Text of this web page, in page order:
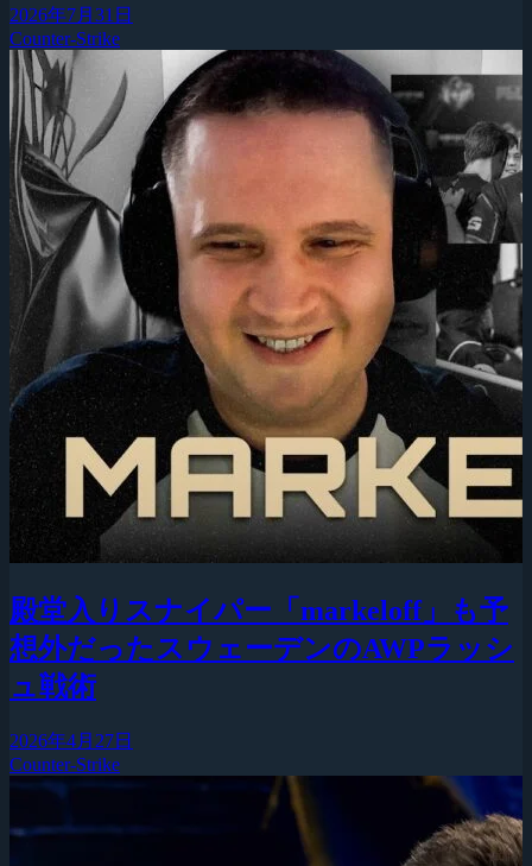
2026年7月31日
Counter-Strike
殿堂入りスナイパー「markeloff」も予
想外だったスウェーデンのAWPラッシ
ュ戦術
2026年4月27日
Counter-Strike